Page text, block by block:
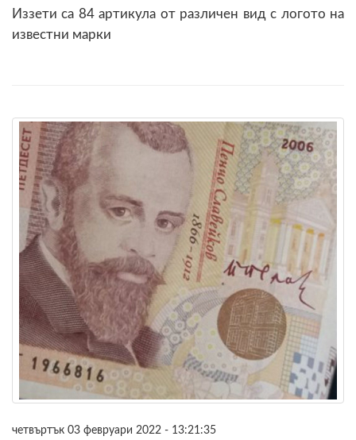
Иззети са 84 артикула от различен вид с логото на
известни марки
четвъртък 03 февруари 2022 - 13:21:35